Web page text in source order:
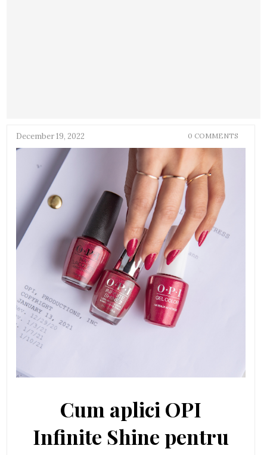
December 19, 2022 0 COMMENTS
Cum aplici OPI
Infinite Shine pentru